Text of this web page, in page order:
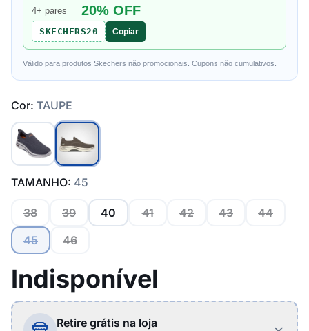
4+ pares 20% OFF
SKECHERS20 Copiar
Válido para produtos Skechers não promocionais. Cupons não cumulativos.
Cor: TAUPE
TAMANHO: 45
38 39 40 41 42 43
44
45
46
Indisponível
Retire grátis na loja